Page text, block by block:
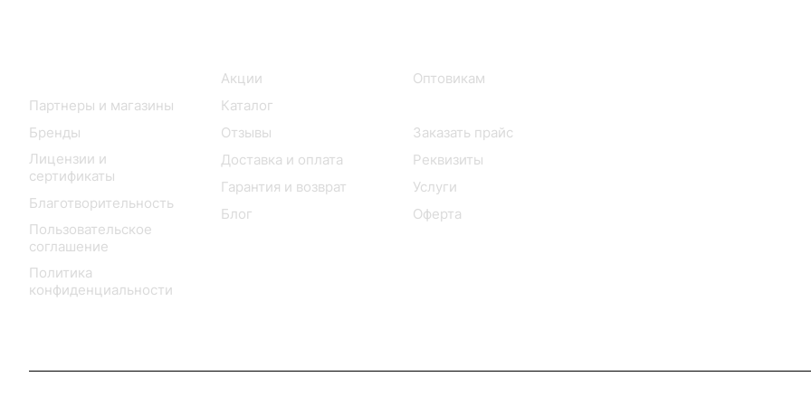
Партнеры и магазины
Бренды
Лицензии и
сертификаты
Благотворительность
Пользовательское
соглашение
Политика
конфиденциальности
Акции
Каталог
Отзывы
Доставка и оплата
Гарантия и возврат
Блог
Оптовикам
Заказать прайс
Реквизиты
Услуги
Оферта